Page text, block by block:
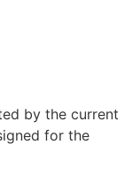
by the current
for the